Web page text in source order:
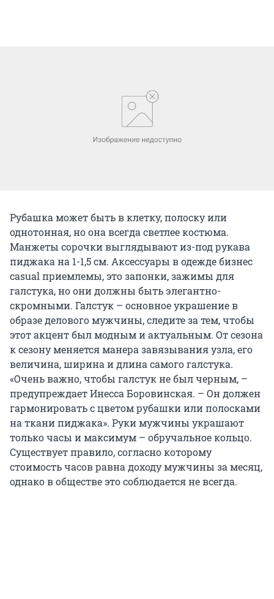
Рубашка может быть в клетку, полоску или
однотонная, но она всегда светлее костюма.
Манжеты сорочки выглядывают из-под рукава
пиджака на 1-1,5 см. Аксессуары в одежде бизнес
casual приемлемы, это запонки, зажимы для
галстука, но они должны быть элегантно-
скромными. Галстук – основное украшение в
образе делового мужчины, следите за тем, чтобы
этот акцент был модным и актуальным. От сезона
к сезону меняется манера завязывания узла, его
величина, ширина и длина самого галстука.
«Очень важно, чтобы галстук не был черным, –
предупреждает Инесса Боровинская. – Он должен
гармонировать с цветом рубашки или полосками
на ткани пиджака». Руки мужчины украшают
только часы и максимум – обручальное кольцо.
Существует правило, согласно которому
стоимость часов равна доходу мужчины за месяц,
однако в обществе это соблюдается не всегда.